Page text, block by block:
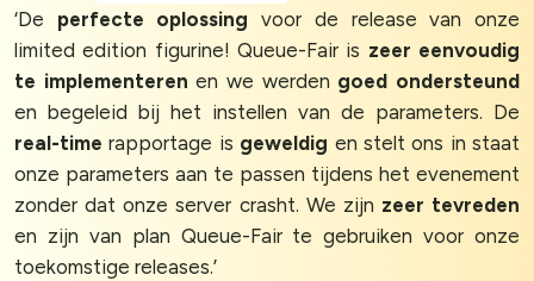
‘De perfecte oplossing voor de release van onze
limited edition figurine! Queue-Fair is zeer eenvoudig
te implementeren en we werden goed ondersteund
en begeleid bij het instellen van de parameters. De
real-time rapportage is geweldig en stelt ons in staat
onze parameters aan te passen tijdens het evenement
zonder dat onze server crasht. We zijn zeer tevreden
en zijn van plan Queue-Fair te gebruiken voor onze
toekomstige releases.’